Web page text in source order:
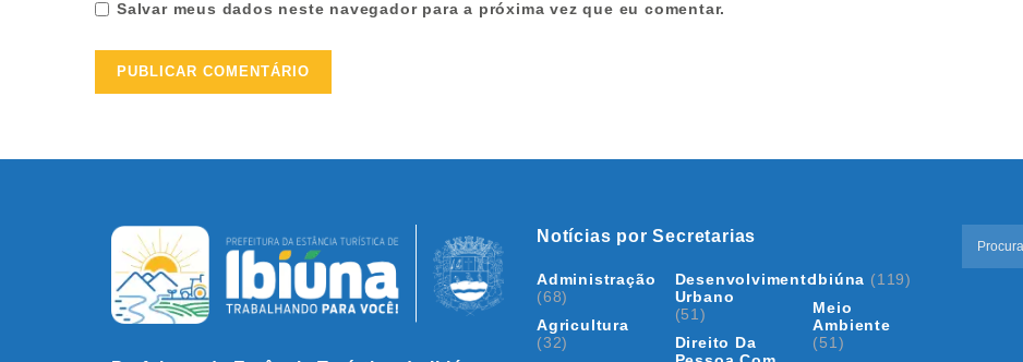
Salvar meus dados neste navegador para a próxima vez que eu comentar.
Notícias por Secretarias
Administração
(68)
Agricultura
(32)
Desenvolvimento
Urbano
(51)
Direito Da
Ibiúna (119)
Meio
Ambiente
(51)